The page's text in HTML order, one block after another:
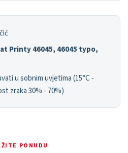
Printy 46045, 46045 typo,
u sobnim uvjetima (15°C -
zraka 30% - 70%)
PONUDU